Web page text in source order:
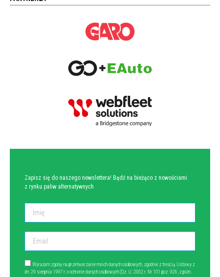
Zapisz się do naszego newslettera! Bądź na bieżąco z nowościami
z rynku paliw alternatywnych
Wyrażam zgodę na przetwarzanie moich danych osobowych, zgodnie z treścią Ustawy z
dn. 29 sierpnia 1997 r. o ochronie danych osobowych (Dz. U. 2002 r. Nr 101 poz. 926, z późn.